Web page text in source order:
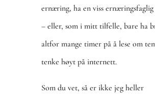
ernæring, ha en viss
– eller, som i mitt tilfelle, bare ha
altfor mange timer på å lese om
tenke høyt på internett.
Som du vet, så er ikke jeg heller